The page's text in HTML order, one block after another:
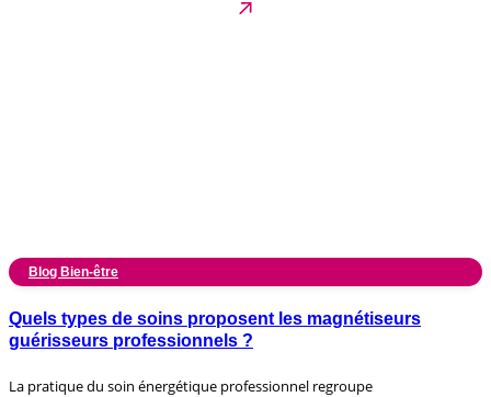
Blog Bien-être
Quels types de soins proposent les magnétiseurs
guérisseurs professionnels ?
La pratique du soin énergétique professionnel regroupe